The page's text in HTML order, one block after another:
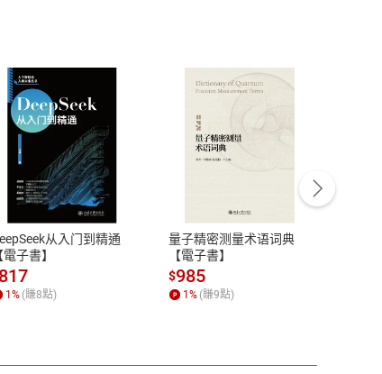
客服資訊
服務時間：週一到週五 10:00-12:00、
13:00-17:00 (國定假日及例假日休息)
客服電話：0080-1857077
从入门到精通
電子書】
817
1% (賺8點)
量子精密测量术语词典
【電子書】
$985
1% (賺9點)